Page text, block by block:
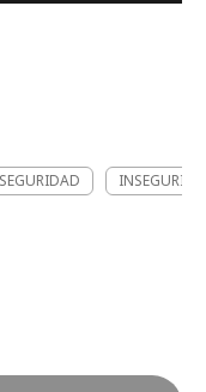
SEGURIDAD